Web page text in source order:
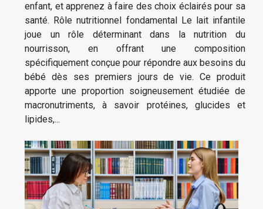
enfant, et apprenez à faire des choix éclairés pour sa
santé. Rôle nutritionnel fondamental Le lait infantile
joue un rôle déterminant dans la nutrition du
nourrisson, en offrant une composition
spécifiquement conçue pour répondre aux besoins du
bébé dès ses premiers jours de vie. Ce produit
apporte une proportion soigneusement étudiée de
macronutriments, à savoir protéines, glucides et
lipides,...